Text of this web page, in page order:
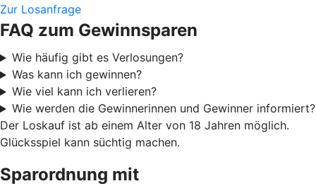
Zur Losanfrage
FAQ zum Gewinnsparen
Wie häufig gibt es Verlosungen?
Was kann ich gewinnen?
Wie viel kann ich verlieren?
Wie werden die Gewinnerinnen und Gewinner informiert?
Der Loskauf ist ab einem Alter von 18 Jahren möglich.
Glücksspiel kann süchtig machen.
Sparordnung mit